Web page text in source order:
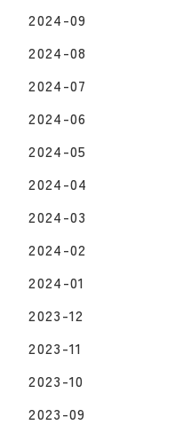
2024-09
2024-08
2024-07
2024-06
2024-05
2024-04
2024-03
2024-02
2024-01
2023-12
2023-11
2023-10
2023-09